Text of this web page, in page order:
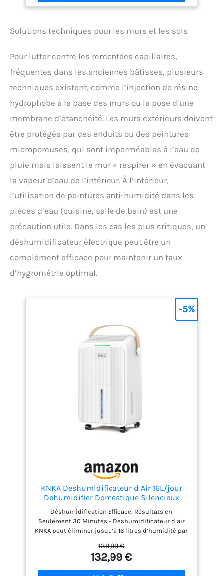
chaleur de l’air extrait, réduisant les pertes
Choisissez entre insufflation d’air frais, extraction
65 secondes pour maintenir un équilibre efficace
entre entrée et sortie d’air. Contrôle WiFi +
Télécommande Inclus - Compatible avec
distance. Réglez facilement la vitesse du
ventilateur, le mode de fonctionnement et les
paramètres d’humidité pour un usage quotidien
pratique. Moteur EC Silencieux & Installation
consommation conçu pour un fonctionnement
discret, adapté à une utilisation continue, même la
nuit. Installation simple avec un diamètre standard
de 150 mm et entretien facile grâce à un accès
rapide aux filtres.
Solutions techniques pour les murs et les sols
Pour lutter contre les remontées capillaires,
fréquentes dans les anciennes bâtisses, plusieurs
techniques existent, comme l’injection de résine
hydrophobe à la base des murs ou la pose d’une
membrane d’étanchéité. Les murs extérieurs doivent
être protégés par des enduits ou des peintures
microporeuses, qui sont imperméables à l’eau de
pluie mais laissent le mur « respirer » en évacuant
la vapeur d’eau de l’intérieur. À l’intérieur,
l’utilisation de peintures anti-humidité dans les
pièces d’eau (cuisine, salle de bain) est une
précaution utile. Dans les cas les plus critiques, un
déshumidificateur électrique peut être un
complément efficace pour maintenir un taux
d’hygrométrie optimal.
KNKA Deshumidificateur d Air 16L/jour
Dehumidifier Domestique Silencieux
Déshumidification Efficace, Résultats en
Seulement 30 Minutes – Deshumidificateur d air
KNKA peut éliminer jusqu’à 16 litres d’humidité par
environnement de vie sec et confortable. Le
deshumidificateur est équipé d’un indicateur
lumineux d’humidité, qui permet d’identifier
139,99 €
132,99 €
-5%